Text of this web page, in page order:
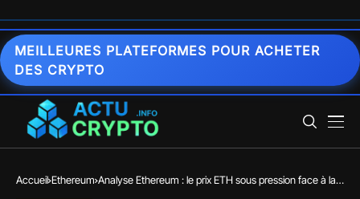
MEILLEURES PLATEFORMES POUR ACHETER
DES CRYPTO
Accueil Ethereum Analyse Ethereum : le prix ETH sous pression face à la